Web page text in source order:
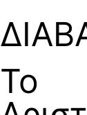
Το